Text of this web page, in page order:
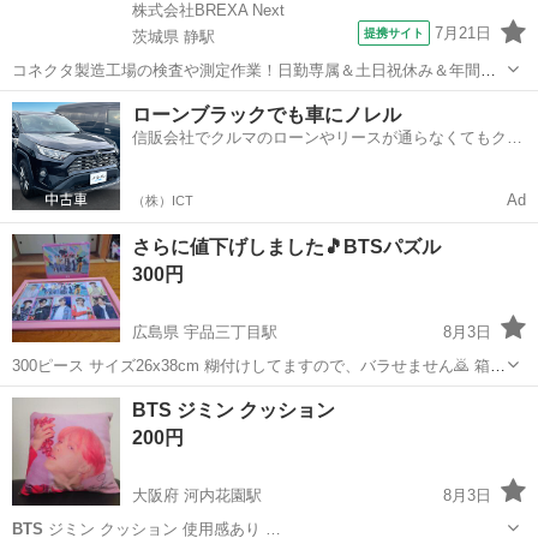
株式会社BREXA Next
茨城県 静駅
提携サイト 7月21日
コネクタ製造工場の検査や測定作業！日勤専属＆土日祝休み＆年間休
日128日★クリーンルーム内作業★マイカー通勤OK＆無料駐車場あり
★就業先食堂利用可！日払い制度あり！《茨城県常陸大宮市》 人気の
工場のお仕事 ◇コネクタ製造工...
茨城 常陸大宮市 静駅 その他
ローンブラックでも車にノレル
信販会社でクルマのローンやリースが通らなくてもクル
（株）ICT Ad
さらに値下げしました🎵BTSパズル
300円
広島県 宇品三丁目駅
8月3日
300ピース サイズ26x38cm 糊付けしてますので、バラせません🙇 箱も
状態いいです☺️
広島 広島市 宇品三丁目駅
BTS ジミン クッション
200円
大阪府 河内花園駅
8月3日
BTS